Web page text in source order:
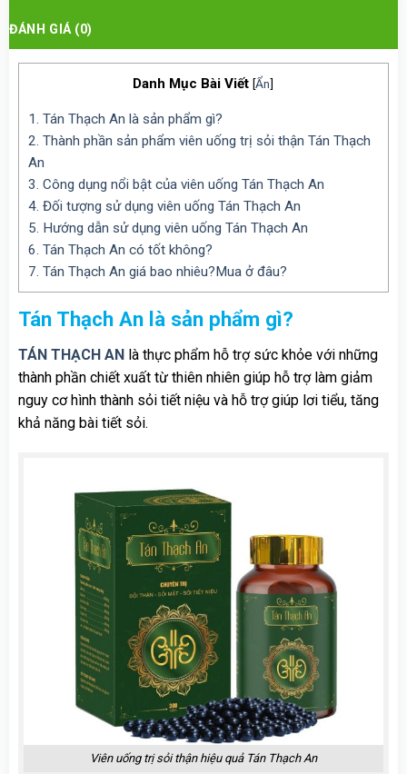
ĐÁNH GIÁ (0)
Danh Mục Bài Viết [Ẩn]
1. Tán Thạch An là sản phẩm gì?
2. Thành phần sản phẩm viên uống trị sỏi thận Tán Thạch
An
3. Công dụng nổi bật của viên uống Tán Thạch An
4. Đối tượng sử dụng viên uống Tán Thạch An
5. Hướng dẫn sử dụng viên uống Tán Thạch An
6. Tán Thạch An có tốt không?
7. Tán Thạch An giá bao nhiêu?Mua ở đâu?
Tán Thạch An là sản phẩm gì?
TÁN THẠCH ANlà thực phẩm hỗ trợ sức khỏe với những
thành phần chiết xuất từ thiên nhiên giúp hỗ trợ làm giảm
nguy cơ hình thành sỏi tiết niệu và hỗ trợ giúp lơi tiểu, tăng
khả năng bài tiết sỏi.
Viên uống trị sỏi thận hiệu quả Tán Thạch An